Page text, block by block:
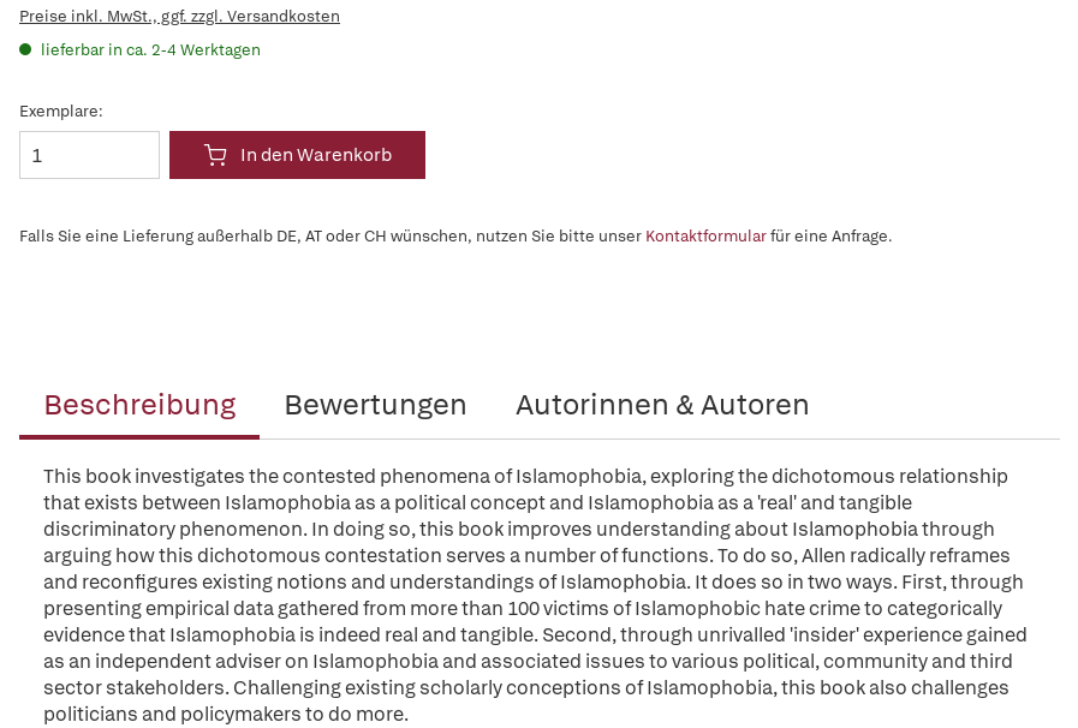
Preise inkl. MwSt., ggf. zzgl. Versandkosten
lieferbar in ca. 2-4 Werktagen
Exemplare:
In den Warenkorb
Falls Sie eine Lieferung außerhalb DE, AT oder CH wünschen, nutzen Sie bitte unser Kontaktformularfür eine Anfrage.
Beschreibung Bewertungen Autorinnen & Autoren
This book investigates the contested phenomena of Islamophobia, exploring the dichotomous relationship
that exists between Islamophobia as a political concept and Islamophobia as a 'real' and tangible
discriminatory phenomenon. In doing so, this book improves understanding about Islamophobia through
arguing how this dichotomous contestation serves a number of functions. To do so, Allen radically reframes
and reconfigures existing notions and understandings of Islamophobia. It does so in two ways. First, through
presenting empirical data gathered from more than 100 victims of Islamophobic hate crime to categorically
evidence that Islamophobia is indeed real and tangible. Second, through unrivalled 'insider' experience gained
as an independent adviser on Islamophobia and associated issues to various political, community and third
sector stakeholders. Challenging existing scholarly conceptions of Islamophobia, this book also challenges
politicians and policymakers to do more.